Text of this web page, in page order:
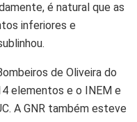
é natural que as
inferiores e
de Oliveira do
elementos e o INEM e
A GNR também esteve